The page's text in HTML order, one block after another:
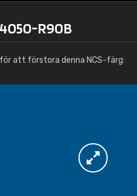
R90B
att förstora denna NCS-färg: